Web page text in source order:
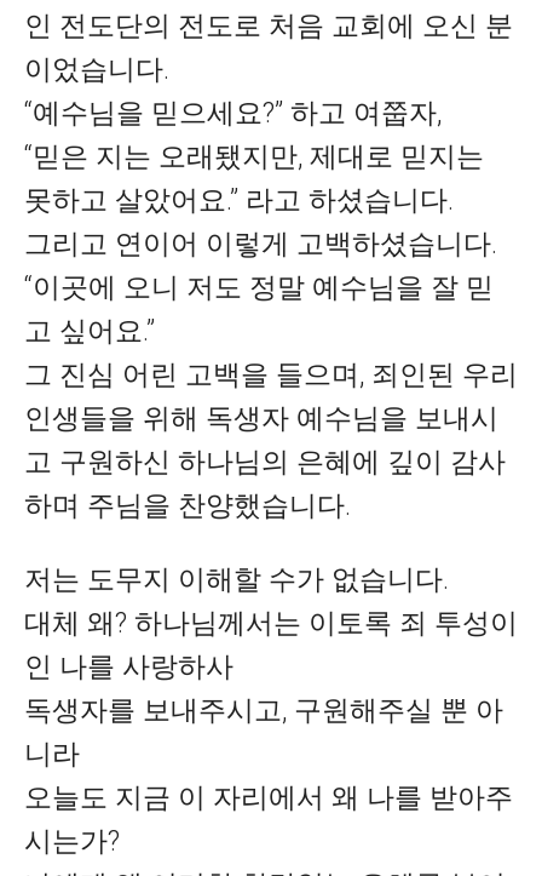
인 전도단의 전도로 처음 교회에 오신 분
이었습니다.
“예수님을 믿으세요?” 하고 여쭙자,
“믿은 지는 오래됐지만, 제대로 믿지는
못하고 살았어요.” 라고 하셨습니다.
그리고 연이어 이렇게 고백하셨습니다.
“이곳에 오니 저도 정말 예수님을 잘 믿
고 싶어요.”
그 진심 어린 고백을 들으며, 죄인된 우리
인생들을 위해 독생자 예수님을 보내시
고 구원하신 하나님의 은혜에 깊이 감사
하며 주님을 찬양했습니다.
저는 도무지 이해할 수가 없습니다.
대체 왜? 하나님께서는 이토록 죄 투성이
인 나를 사랑하사
독생자를 보내주시고, 구원해주실 뿐 아
니라
오늘도 지금 이 자리에서 왜 나를 받아주
시는가?